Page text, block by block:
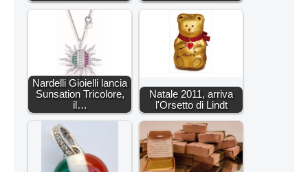
Nardelli Gioielli lancia
Sunsation Tricolore,
il…
Natale 2011, arriva
l'Orsetto di Lindt